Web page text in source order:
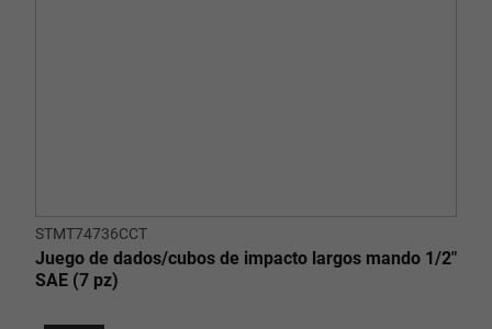
STMT74736CCT
Juego de dados/cubos de impacto largos mando 1/2"
SAE (7 pz)